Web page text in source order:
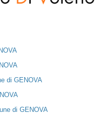
di GENOVA
di GENOVA